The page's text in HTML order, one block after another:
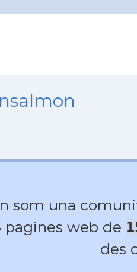
som una
pagines web de
des